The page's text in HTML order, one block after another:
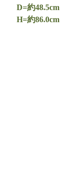
D=約48.5cm
H=約86.0cm